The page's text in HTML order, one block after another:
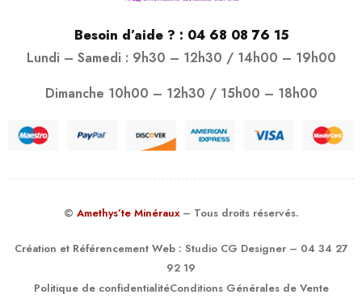
Besoin d’aide ? : 04 68 08 76 15
Lundi – Samedi : 9h30 – 12h30 / 14h00 – 19h00
Dimanche 10h00 – 12h30 / 15h00 – 18h00
© Amethys’te Minéraux – Tous droits réservés.
Création et Référencement Web : Studio CG Designer– 04 34 27
92 19
Politique de confidentialitéConditions Générales de Vente